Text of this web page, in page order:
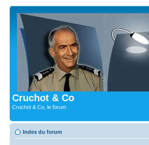
Cruchot & Co
Cruchot & Co, le forum
Index du forum